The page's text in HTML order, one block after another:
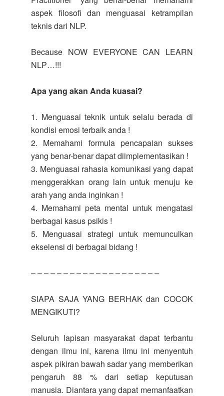
aspek filosofi dan menguasai ketrampilan
teknis dari NLP.
Because NOW EVERYONE CAN LEARN
NLP…!!!
Apa yang akan Anda kuasai?
1. Menguasai teknik untuk selalu berada di
kondisi emosi terbaik anda !
2. Memahami formula pencapaian sukses
yang benar-benar dapat diimplementasikan !
3. Menguasai rahasia komunikasi yang dapat
menggerakkan orang lain untuk menuju ke
arah yang anda inginkan !
4. Memahami peta mental untuk mengatasi
berbagai kasus psikis !
5. Menguasai strategi untuk memunculkan
ekselensi di berbagai bidang !
– – – – – – – – – – – – – – – – – – – –
SIAPA SAJA YANG BERHAK dan COCOK
MENGIKUTI?
Seluruh lapisan masyarakat dapat terbantu
dengan ilmu ini, karena ilmu ini menyentuh
aspek pikiran bawah sadar yang memberikan
pengaruh 88 % dari setiap keputusan
manusia. Diantara yang dapat memanfaatkan